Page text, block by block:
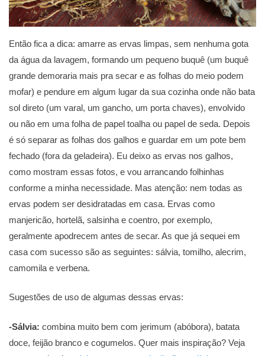
Então fica a dica: amarre as ervas limpas, sem nenhuma gota
da água da lavagem, formando um pequeno buquê (um buquê
grande demoraria mais pra secar e as folhas do meio podem
mofar) e pendure em algum lugar da sua cozinha onde não bata
sol direto (um varal, um gancho, um porta chaves), envolvido
ou não em uma folha de papel toalha ou papel de seda. Depois
é só separar as folhas dos galhos e guardar em um pote bem
fechado (fora da geladeira). Eu deixo as ervas nos galhos,
como mostram essas fotos, e vou arrancando folhinhas
conforme a minha necessidade. Mas atenção: nem todas as
ervas podem ser desidratadas em casa. Ervas como
manjericão, hortelã, salsinha e coentro, por exemplo,
geralmente apodrecem antes de secar. As que já sequei em
casa com sucesso são as seguintes: sálvia, tomilho, alecrim,
camomila e verbena.
Sugestões de uso de algumas dessas ervas:
-Sálvia: combina muito bem com jerimum (abóbora), batata
doce, feijão branco e cogumelos. Quer mais inspiração? Veja